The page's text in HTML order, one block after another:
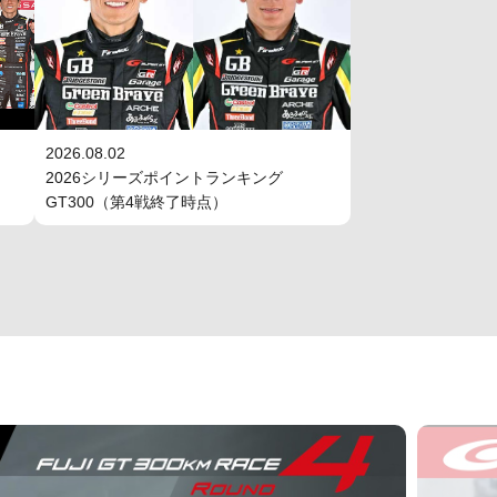
2026.08.02
2026シリーズポイントランキング
GT300（第4戦終了時点）